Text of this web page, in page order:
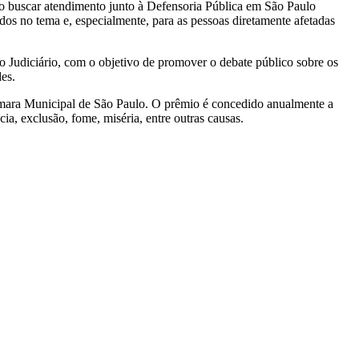
atendimento junto à Defensoria Pública em São Paulo
no tema e, especialmente, para as pessoas diretamente afetadas
com o objetivo de promover o debate público sobre os
Municipal de São Paulo. O prêmio é concedido anualmente a
exclusão, fome, miséria, entre outras causas.